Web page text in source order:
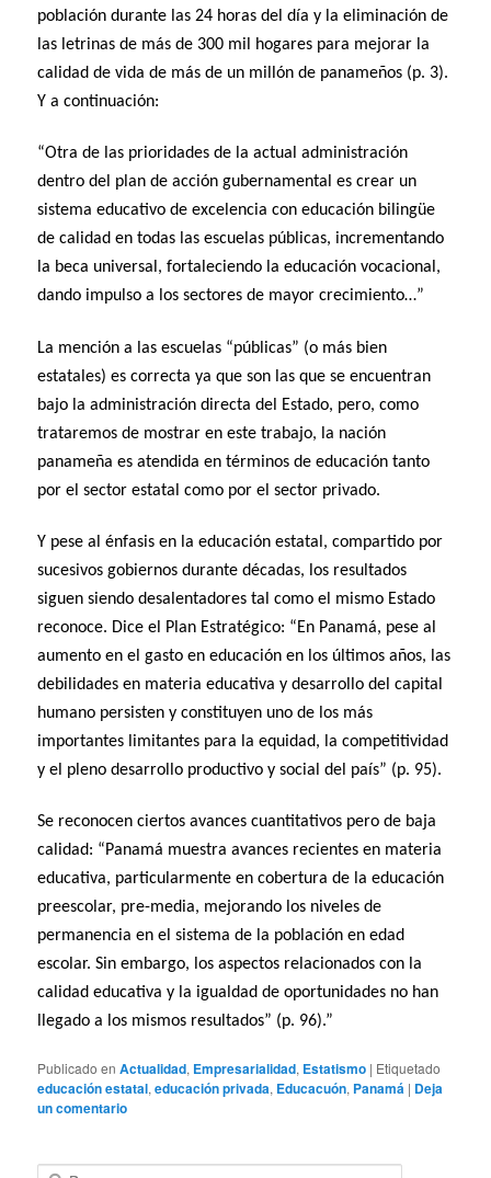
población durante las 24 horas del día y la eliminación de
las letrinas de más de 300 mil hogares para mejorar la
calidad de vida de más de un millón de panameños (p. 3).
Y a continuación:
“Otra de las prioridades de la actual administración
dentro del plan de acción gubernamental es crear un
sistema educativo de excelencia con educación bilingüe
de calidad en todas las escuelas públicas, incrementando
la beca universal, fortaleciendo la educación vocacional,
dando impulso a los sectores de mayor crecimiento…”
La mención a las escuelas “públicas” (o más bien
estatales) es correcta ya que son las que se encuentran
bajo la administración directa del Estado, pero, como
trataremos de mostrar en este trabajo, la nación
panameña es atendida en términos de educación tanto
por el sector estatal como por el sector privado.
Y pese al énfasis en la educación estatal, compartido por
sucesivos gobiernos durante décadas, los resultados
siguen siendo desalentadores tal como el mismo Estado
reconoce. Dice el Plan Estratégico: “En Panamá, pese al
aumento en el gasto en educación en los últimos años, las
debilidades en materia educativa y desarrollo del capital
humano persisten y constituyen uno de los más
importantes limitantes para la equidad, la competitividad
y el pleno desarrollo productivo y social del país” (p. 95).
Se reconocen ciertos avances cuantitativos pero de baja
calidad: “Panamá muestra avances recientes en materia
educativa, particularmente en cobertura de la educación
preescolar, pre-media, mejorando los niveles de
permanencia en el sistema de la población en edad
escolar. Sin embargo, los aspectos relacionados con la
calidad educativa y la igualdad de oportunidades no han
llegado a los mismos resultados” (p. 96).”
Publicado en Actualidad, Empresarialidad, Estatismo | Etiquetado
educación estatal,educación privada, Educacuón, Panamá | Deja
un comentario